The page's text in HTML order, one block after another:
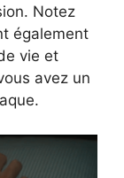
Notez
également
vie et
avez un